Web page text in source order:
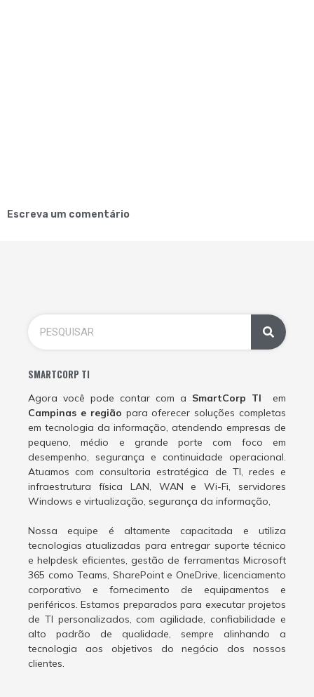
Escreva um comentário
SMARTCORP TI
Agora você pode contar com a SmartCorp TI em
Campinas e região para oferecer soluções completas
em tecnologia da informação, atendendo empresas de
pequeno, médio e grande porte com foco em
desempenho, segurança e continuidade operacional.
Atuamos com consultoria estratégica de TI, redes e
infraestrutura física LAN, WAN e Wi-Fi, servidores
Windows e virtualização, segurança da informação,
Nossa equipe é altamente capacitada e utiliza
tecnologias atualizadas para entregar suporte técnico
e helpdesk eficientes, gestão de ferramentas Microsoft
365 como Teams, SharePoint e OneDrive, licenciamento
corporativo e fornecimento de equipamentos e
periféricos. Estamos preparados para executar projetos
de TI personalizados, com agilidade, confiabilidade e
alto padrão de qualidade, sempre alinhando a
tecnologia aos objetivos do negócio dos nossos
clientes.